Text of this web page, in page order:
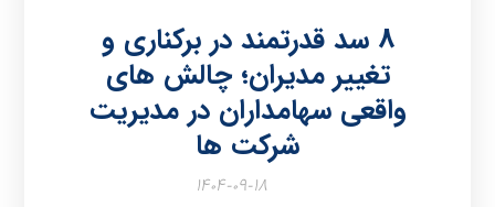
۸ سد قدرتمند در برکناری و
تغییر مدیران؛ چالش‌ های
واقعی سهامداران در مدیریت
شرکت‌ ها
۱۴۰۴-۰۹-۱۸